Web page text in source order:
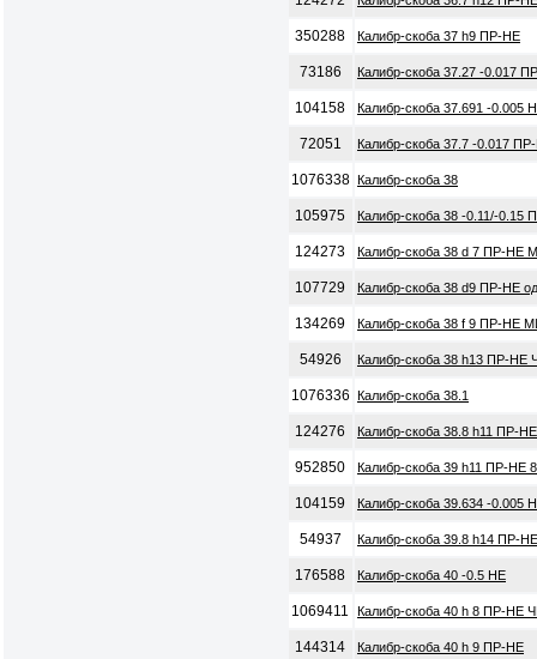
350288 Калибр-скоба 37 h9 ПР-НЕ
73186 Калибр-скоба 37.27 -0.017
104158 Калибр-скоба 37.691 -0.005
72051 Калибр-скоба 37.7 -0.017
1076338 Калибр-скоба 38
105975 Калибр-скоба 38 -0.11/-0.15
124273 Калибр-скоба 38 d 7 ПР-НЕ
107729 Калибр-скоба 38 d9 ПР-НЕ
134269 Калибр-скоба 38 f 9 ПР-НЕ
54926 Калибр-скоба 38 h13 ПР-НЕ
1076336 Калибр-скоба 38.1
124276 Калибр-скоба 38.8 h11 ПР-
952850 Калибр-скоба 39 h11 ПР-НЕ
104159 Калибр-скоба 39.634 -0.005
54937 Калибр-скоба 39.8 h14 ПР-
176588 Калибр-скоба 40 -0.5 НЕ
1069411 Калибр-скоба 40 h 8 ПР-НЕ
144314 Калибр-скоба 40 h 9 ПР-НЕ